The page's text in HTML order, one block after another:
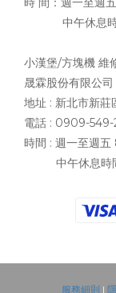
中午休息時
小漢堡/方塊機 維
晟霖股份有限公
地址 : 新北市新
電話 : 0909-
時間 : 週一至週
中午休息時
服務細則 |